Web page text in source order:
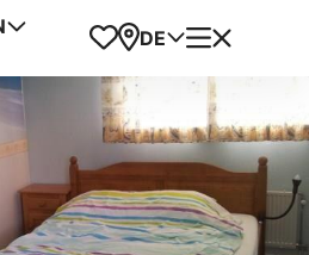
Favoriten
Karte
DE Menü